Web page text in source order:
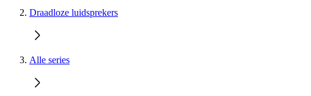
Draadloze luidsprekers
Alle series